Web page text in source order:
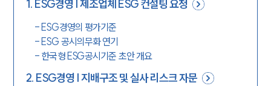
1. ESG경영 | 제조업체 ESG 컨설팅 요청
-ESG경영의 평가기준
-ESG 공시의무화 연기
- 한국형 ESG공시기준 초안 개요
2. ESG경영 | 지배구조 및 실사 리스크 자문